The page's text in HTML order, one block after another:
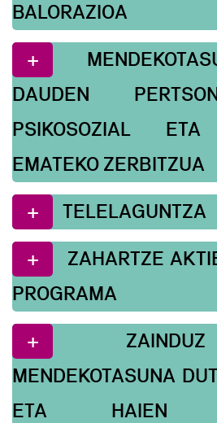
BALORAZIOA
DAUDEN
PSIKOSOZIAL ETA
EMATEKO ZERBITZUA
TELELAGUNTZA
ZAHARTZE
PROGRAMA
ZAINDUZ
MENDEKOTASUNA
ETA HAIEN